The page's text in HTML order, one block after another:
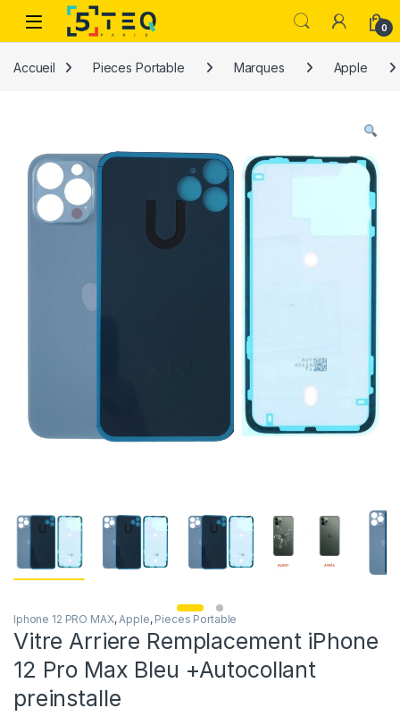
Passer à la navigation
Aller au contenu
0
Accueil Pieces Portable Marques Apple
Iphone 12 PRO MAX,Apple, Pieces Portable
Vitre Arriere Remplacement iPhone
12 Pro Max Bleu +Autocollant
preinstalle